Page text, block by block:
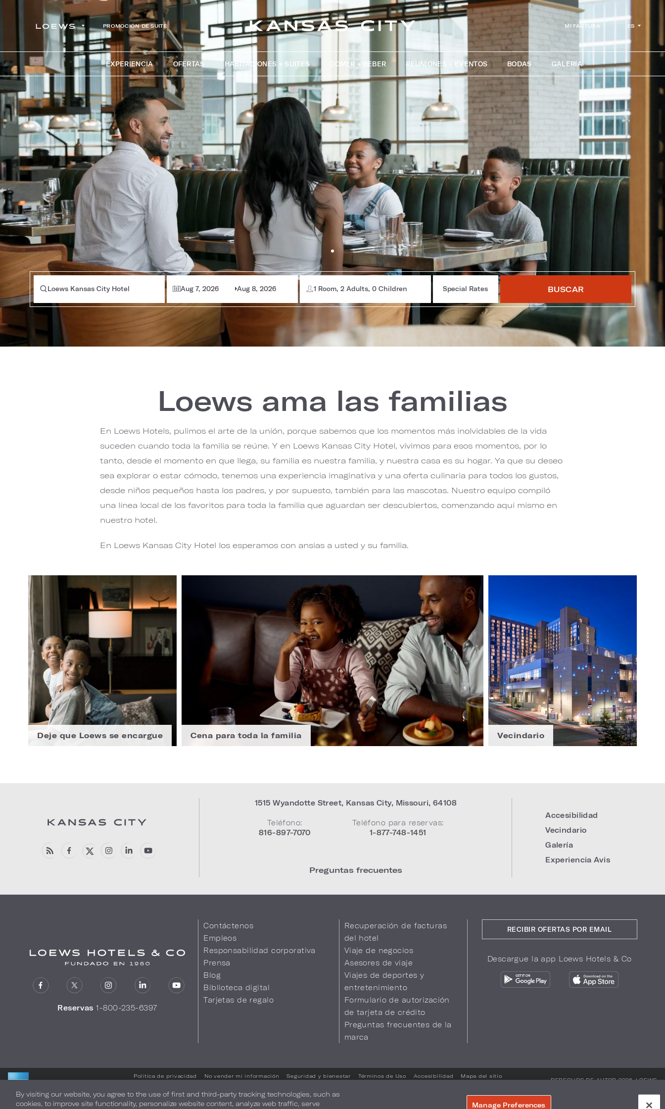
PROMOCIÓN DE SUITE MI FACTURA ES
EXPERIENCIA OFERTAS HABITACIONES + SUITES COMER + BEBER REUNIONES + EVENTOS BODAS GALERÍA
Loews Kansas City Hotel Aug 7, 2026 Aug 8, 2026 1 Room, 2 Adults, 0 Children Special Rates BUSCAR
Loews ama las familias
En Loews Hotels, pulimos el arte de la unión, porque sabemos que los momentos más inolvidables de la vida
suceden cuando toda la familia se reúne. Y en Loews Kansas City Hotel, vivimos para esos momentos, por lo
tanto, desde el momento en que llega, su familia es nuestra familia, y nuestra casa es su hogar. Ya que su deseo
sea explorar o estar cómodo, tenemos una experiencia imaginativa y una oferta culinaria para todos los gustos,
desde niños pequeños hasta los padres, y por supuesto, también para las mascotas. Nuestro equipo compiló
una línea local de los favoritos para toda la familia que aguardan ser descubiertos, comenzando aquí mismo en
nuestro hotel.
En Loews Kansas City Hotel los esperamos con ansias a usted y su familia.
Deje que Loews se encargue Cena para toda la familia Vecindario
1515 Wyandotte Street, Kansas City, Missouri, 64108
Teléfono:
816-897-7070
Teléfono para reservas:
1-877-748-1451
Preguntas frecuentes
Accesibilidad
Vecindario
Galería
Experiencia Avis
Reservas 1-800-235-6397
Contáctenos
Empleos
Responsabilidad corporativa
Prensa
Blog
Biblioteca digital
Tarjetas de regalo
Recuperación de facturas
del hotel
Viaje de negocios
Asesores de viaje
Viajes de deportes y
entretenimiento
Formulario de autorización
de tarjeta de crédito
Preguntas frecuentes de la
marca
RECIBIR OFERTAS POR EMAIL
Descargue la app Loews Hotels & Co
LOEWS HOTELS & CO
LE DA UNA CORDIAL BIENVENIDA
Política de privacidad No vender mi información Seguridad y bienestar Términos de Uso Accesibilidad Mapa del sitio
Sus opciones de privacidad
DERECHOS DE AUTOR 2026.LOEWS
By visiting our website, you agree to the use of first and third-party tracking technologies, such as
cookies, to improve site functionality, personalize website content, analyze web traffic, serve
Manage Preferences